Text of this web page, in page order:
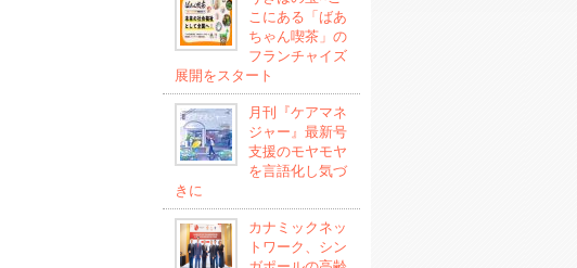
こにある「ばあ
ちゃん喫茶」の
フランチャイズ
展開をスタート
月刊『ケアマネ
ジャー』最新号
支援のモヤモヤ
を言語化し気づ
きに
カナミックネッ
トワーク、シン